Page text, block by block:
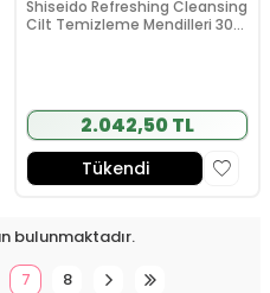
Shiseido Refreshing Cleansing
Cilt Temizleme Mendilleri 30
2.042,50 TL
Tükendi
bulunmaktadır.
7 8